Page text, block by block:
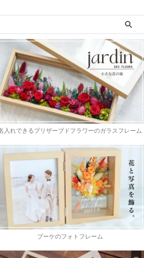
入れできるプリザーブドフラワーのガラスフレーム
ブーケのフォトフレーム